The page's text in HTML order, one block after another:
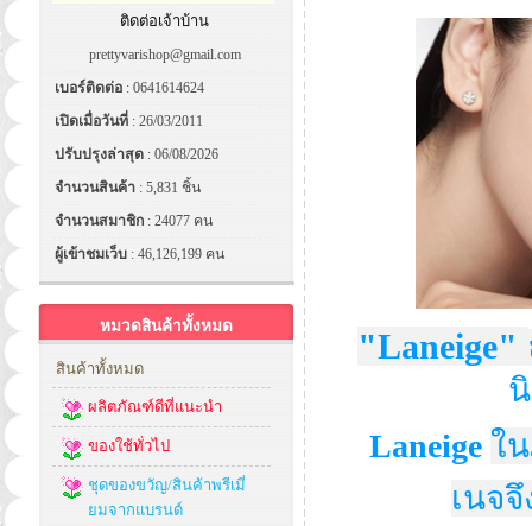
ติดต่อเจ้าบ้าน
prettyvarishop@gmail.com
เบอร์ติดต่อ : 0641614624
เปิดเมื่อวันที่ : 26/03/2011
ปรับปรุงล่าสุด : 06/08/2026
จำนวนสินค้า : 5,831 ชิ้น
จำนวนสมาชิก : 24077 คน
ผู้เข้าชมเว็บ : 46,126,199 คน
หมวดสินค้าทั้งหมด
สินค้าทั้งหมด
ผลิตภัณฑ์ดีที่แนะนำ
ของใช้ทั่วไป
ชุดของขวัญ/สินค้าพรีเมี่
ยมจากแบรนด์
"Laneige"
Laneige ใ
เนจ